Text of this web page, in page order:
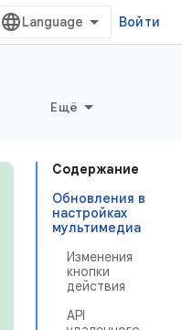
Войти
Ещё
Содержание
Обновления в
настройках
мультимедиа
Изменения
кнопки
действия
API